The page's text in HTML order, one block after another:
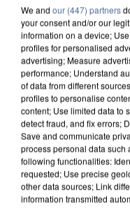
We and our (447) partners
your consent and/or our
information on a device;
profiles for personalised
advertising; Measure
performance; Understand
of data from different
profiles to personalise
content; Use limited data to
detect fraud, and fix errors;
Save and communicate
process personal data such
following functionalities:
requested; Use precise
other data sources; Link
information transmitted